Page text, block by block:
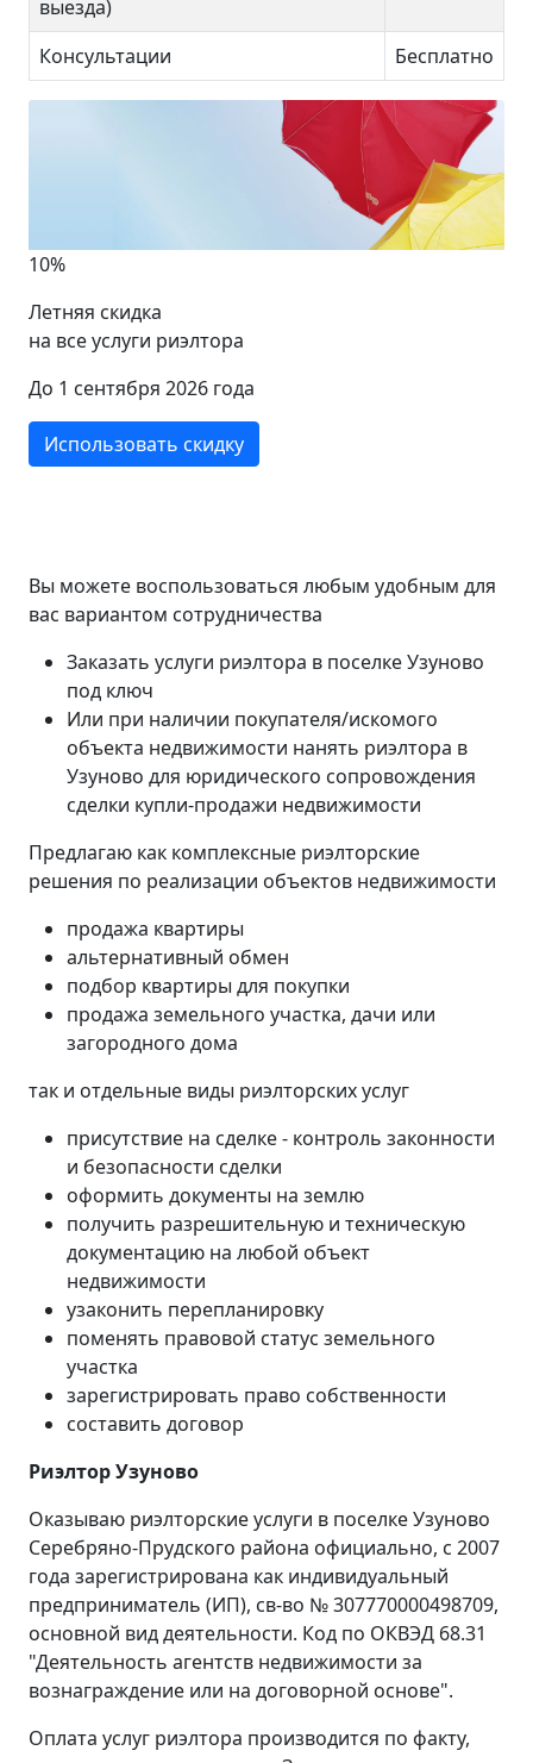
выезда)
Консультации Бесплатно
10%
Летняя скидка
на все услуги риэлтора
До 1 сентября 2026 года
Использовать скидку
Вы можете воспользоваться любым удобным для
вас вариантом сотрудничества
Заказать услуги риэлтора в поселке Узуново
под ключ
Или при наличии покупателя/искомого
объекта недвижимости нанять риэлтора в
Узуново для юридического сопровождения
сделки купли-продажи недвижимости
Предлагаю как комплексные риэлторские
решения по реализации объектов недвижимости
продажа квартиры
альтернативный обмен
подбор квартиры для покупки
продажа земельного участка, дачи или
загородного дома
так и отдельные виды риэлторских услуг
присутствие на сделке - контроль законности
и безопасности сделки
оформить документы на землю
получить разрешительную и техническую
документацию на любой объект
недвижимости
узаконить перепланировку
поменять правовой статус земельного
участка
зарегистрировать право собственности
составить договор
Риэлтор Узуново
Оказываю риэлторские услуги в поселке Узуново
Серебряно-Прудского района официально, с 2007
года зарегистрирована как индивидуальный
предприниматель (ИП), св-во № 307770000498709,
основной вид деятельности. Код по ОКВЭД 68.31
"Деятельность агентств недвижимости за
вознаграждение или на договорной основе".
Оплата услуг риэлтора производится по факту,